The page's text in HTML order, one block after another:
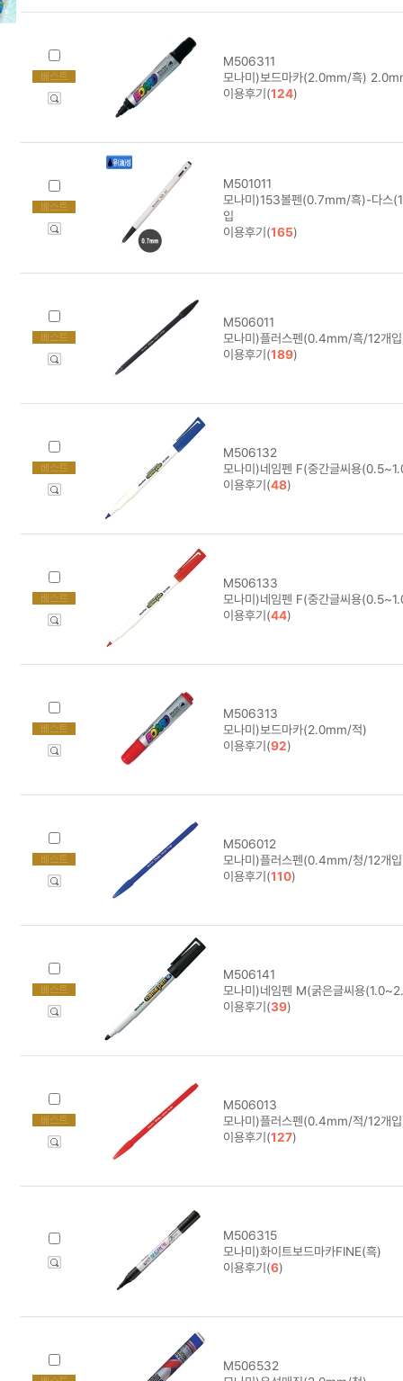
M506311
모나미)보드마카(2.0mm/흑)
이용후기(124)
M501011
모나미)153볼펜(0.7mm/흑)-다스
입
이용후기(165)
M506011
모나미)플러스펜(0.4mm/흑/12개
이용후기(189)
M506132
모나미)네임펜 F(중간글씨용
이용후기(48)
M506133
모나미)네임펜 F(중간글씨용
이용후기(44)
M506313
모나미)보드마카(2.0mm/적)
이용후기(92)
M506012
모나미)플러스펜(0.4mm/청/12개
이용후기(110)
M506141
모나미)네임펜 M(굵은글씨용
이용후기(39)
M506013
모나미)플러스펜(0.4mm/적/12개
이용후기(127)
M506315
모나미)화이트보드마카FINE(흑)
이용후기(6)
M506532